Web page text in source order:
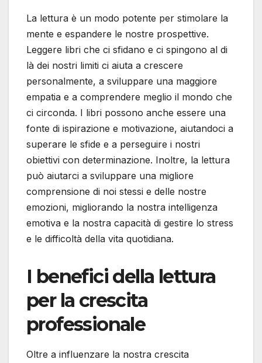
La lettura è un modo potente per stimolare la
mente e espandere le nostre prospettive.
Leggere libri che ci sfidano e ci spingono al di
là dei nostri limiti ci aiuta a crescere
personalmente, a sviluppare una maggiore
empatia e a comprendere meglio il mondo che
ci circonda. I libri possono anche essere una
fonte di ispirazione e motivazione, aiutandoci a
superare le sfide e a perseguire i nostri
obiettivi con determinazione. Inoltre, la lettura
può aiutarci a sviluppare una migliore
comprensione di noi stessi e delle nostre
emozioni, migliorando la nostra intelligenza
emotiva e la nostra capacità di gestire lo stress
e le difficoltà della vita quotidiana.
I benefici della lettura
per la crescita
professionale
Oltre a influenzare la nostra crescita